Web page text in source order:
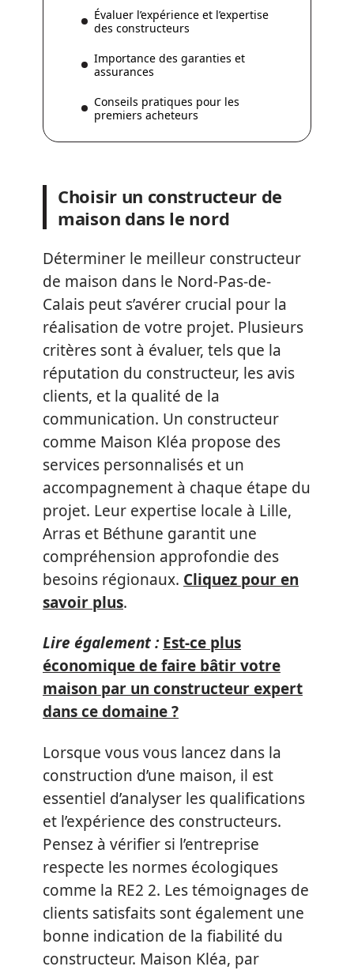
Évaluer l’expérience et l’expertise
des constructeurs
Importance des garanties et
assurances
Conseils pratiques pour les
premiers acheteurs
Choisir un constructeur de
maison dans le nord
Déterminer le meilleur constructeur
de maison dans le Nord-Pas-de-
Calais peut s’avérer crucial pour la
réalisation de votre projet. Plusieurs
critères sont à évaluer, tels que la
réputation du constructeur, les avis
clients, et la qualité de la
communication. Un constructeur
comme Maison Kléa propose des
services personnalisés et un
accompagnement à chaque étape du
projet. Leur expertise locale à Lille,
Arras et Béthune garantit une
compréhension approfondie des
besoins régionaux. Cliquez pour en
savoir plus.
Lire également : Est-ce plus
économique de faire bâtir votre
maison par un constructeur expert
dans ce domaine ?
Lorsque vous vous lancez dans la
construction d’une maison, il est
essentiel d’analyser les qualifications
et l’expérience des constructeurs.
Pensez à vérifier si l’entreprise
respecte les normes écologiques
comme la RE2 2. Les témoignages de
clients satisfaits sont également une
bonne indication de la fiabilité du
constructeur. Maison Kléa, par